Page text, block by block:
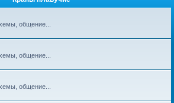
общение...
общение...
общение...